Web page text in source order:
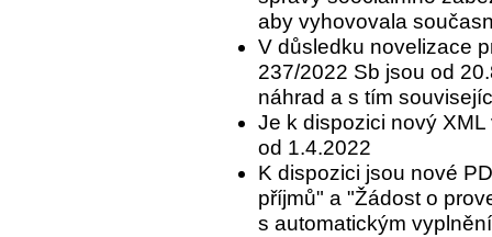
aby vyhovovala
V důsledku novelizace
237/2022 Sb jsou od
náhrad a s tím
Je k dispozici nový
od 1.4.2022
K dispozici jsou nové
příjmů" a "Žádost o
s automatickým